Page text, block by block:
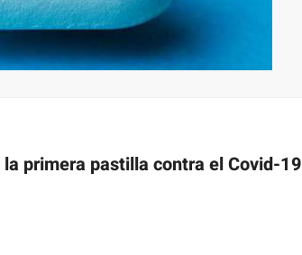
primera pastilla contra el Covid-19